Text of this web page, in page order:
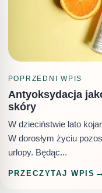
POPRZEDNI WPIS
Antyoksydacja
skóry
W dzieciństwie lato
W dorosłym życiu
urlopy. Będąc...
PRZECZYTAJ WPIS